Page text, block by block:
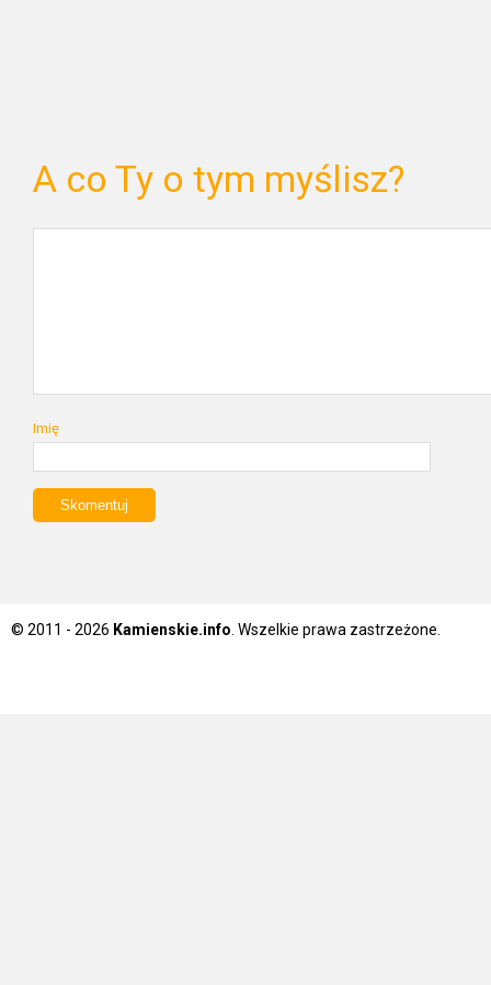
A co Ty o tym myślisz?
Imię
© 2011 - 2026 Kamienskie.info . Wszelkie prawa zastrzeżone.